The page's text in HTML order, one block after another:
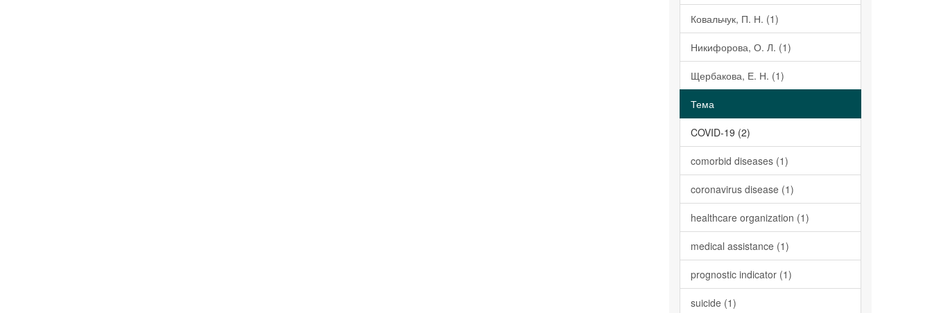
Ковальчук, П. Н. (1)
Никифорова, О. Л. (1)
Щербакова, Е. Н. (1)
Тема
COVID-19 (2)
comorbid diseases (1)
coronavirus disease (1)
healthcare organization (1)
medical assistance (1)
prognostic indicator (1)
suicide (1)